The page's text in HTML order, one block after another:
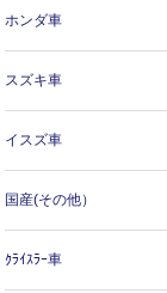
ホンダ車
スズキ車
イスズ車
国産(その他）
ｸﾗｲｽﾗｰ車